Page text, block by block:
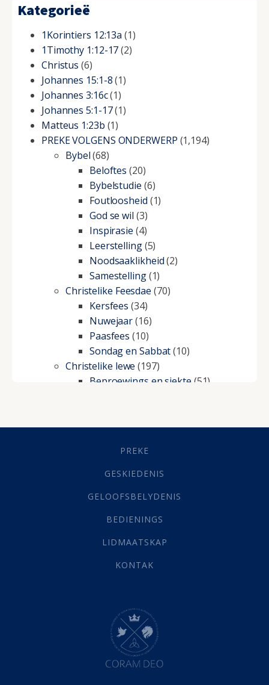
Kategorieë
1Korintiers 12:13a (1)
1Timothy 1:12-17(2)
Christus (6)
Johannes 15:1-8(1)
Johannes 3:16c(1)
Johannes 5:1-17(1)
Matteus 1:23b (1)
PREKE VOLGENS ONDERWERP (1,194)
Bybel(68)
Beloftes (20)
Bybelstudie (6)
Foutloosheid (1)
God se wil (3)
Inspirasie (4)
Leerstelling(5)
Noodsaaklikheid(2)
Samestelling(1)
Christelike Feesdae (70)
Kersfees (34)
Nuwejaar(16)
Paasfees (10)
Sondag en Sabbat(10)
Christelike lewe (197)
Beproewings en siekte (51)
Geestelike Groei(10)
(21)
Grys Areas(4)
Lewensdoel(3)
Selfondersoek(1)
Werk(22)
(142)
Hemel (31)
Israel (14)
Millennium(1)
Oordeelsdag(19)
PREKE
GESKIEDENIS
GELOOFSBELYDENIS
BEDIENINGS
LIDMAATSKAP
KONTAK